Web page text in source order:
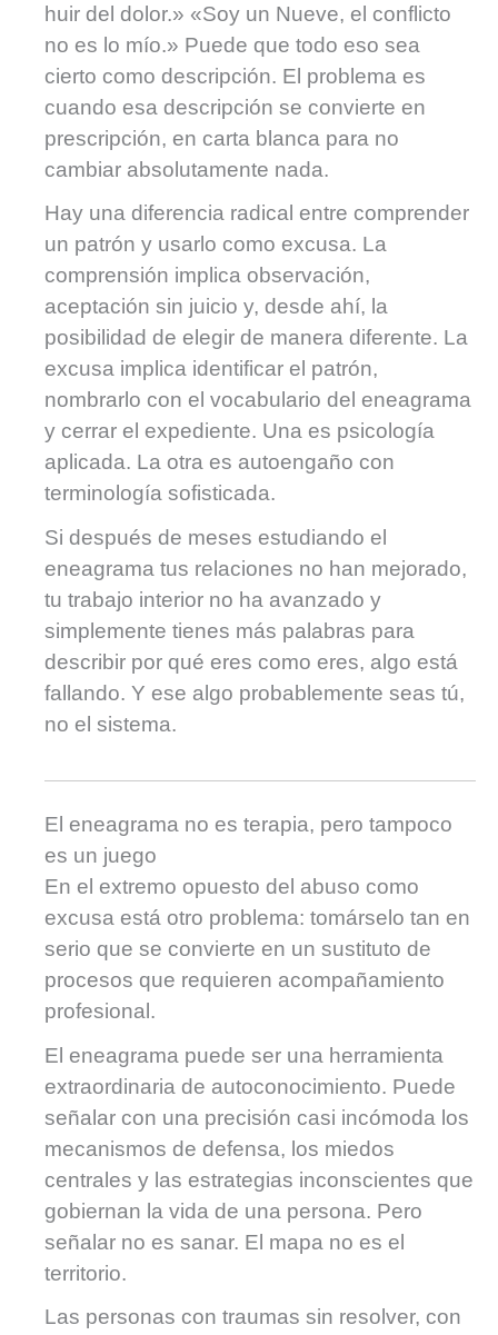
huir del dolor.» «Soy un Nueve, el conflicto
no es lo mío.» Puede que todo eso sea
cierto como descripción. El problema es
cuando esa descripción se convierte en
prescripción, en carta blanca para no
cambiar absolutamente nada.
Hay una diferencia radical entre comprender
un patrón y usarlo como excusa. La
comprensión implica observación,
aceptación sin juicio y, desde ahí, la
posibilidad de elegir de manera diferente. La
excusa implica identificar el patrón,
nombrarlo con el vocabulario del eneagrama
y cerrar el expediente. Una es psicología
aplicada. La otra es autoengaño con
terminología sofisticada.
Si después de meses estudiando el
eneagrama tus relaciones no han mejorado,
tu trabajo interior no ha avanzado y
simplemente tienes más palabras para
describir por qué eres como eres, algo está
fallando. Y ese algo probablemente seas tú,
no el sistema.
El eneagrama no es terapia, pero tampoco
es un juego
En el extremo opuesto del abuso como
excusa está otro problema: tomárselo tan en
serio que se convierte en un sustituto de
procesos que requieren acompañamiento
profesional.
El eneagrama puede ser una herramienta
extraordinaria de autoconocimiento. Puede
señalar con una precisión casi incómoda los
mecanismos de defensa, los miedos
centrales y las estrategias inconscientes que
gobiernan la vida de una persona. Pero
señalar no es sanar. El mapa no es el
territorio.
Las personas con traumas sin resolver, con